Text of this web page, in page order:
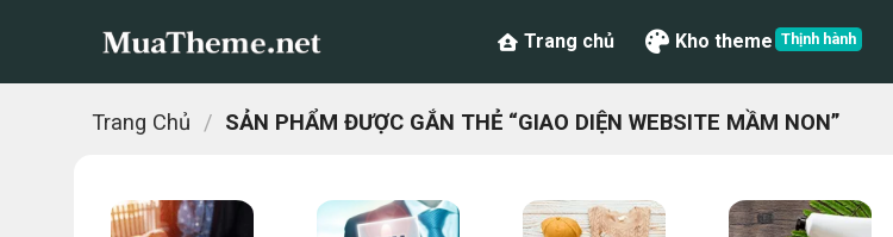
Trang chủ Kho theme
Trang Chủ / SẢN PHẨM ĐƯỢC GẮN THẺ “GIAO DIỆN WEBSITE MẦM NON”